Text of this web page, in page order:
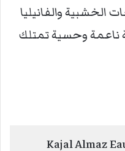
والفانيليا
ناعمة وحسية تمتلك
Kajal Almaz